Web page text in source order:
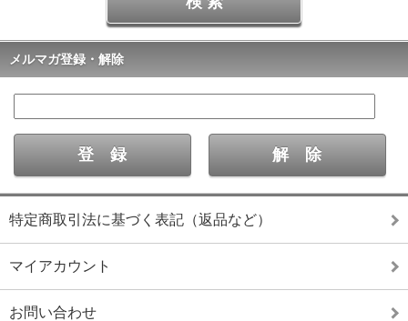
メルマガ登録・解除
特定商取引法に基づく表記（返品など）
マイアカウント
お問い合わせ